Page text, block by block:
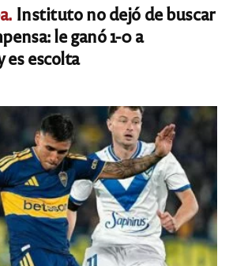
Instituto no dejó de buscar
le ganó 1-0 a
escolta